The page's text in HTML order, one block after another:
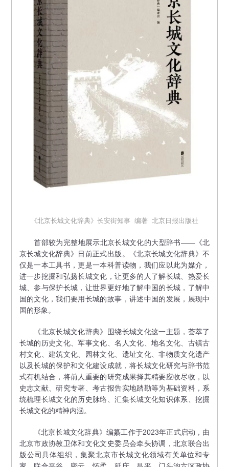
《北京长城文化辞典》长安街知事 编著 北京日报出版社
首部较为完整地展示北京长城文化的大型辞书——《北
京长城文化辞典》日前正式出版。《北京长城文化辞典》不
仅是一本工具书，更是一本科普读物，我们应以此为媒介，
进一步挖掘和弘扬长城文化，让更多的人了解长城、热爱长
城、参与保护长城，让世界更好地了解中国的长城，了解中
国的文化，我们要用长城的故事，讲述中国的发展，展现中
国的形象。
《北京长城文化辞典》围绕长城文化这一主题，荟萃了
长城的历史文化、军事文化、名人文化、地名文化、古镇古
村文化、建筑文化、园林文化、遗址文化、非物质文化遗产
以及长城的保护和文化建设成就，将长城文化研究与辞书范
式有机结合，将前人重要的研究成果择其精要应收尽收，以
史志文献、研究专著、考古报告实地踏勘等为基础资料，系
统梳理长城文化的历史脉络、汇集长城文化知识体系、挖掘
长城文化的精神内涵。
《北京长城文化辞典》编纂工作于2023年正式启动，由
北京市政协教卫体和文化文史委员会牵头协调，北京联合出
版公司具体组织，集聚北京市长城文化领域有关单位和专